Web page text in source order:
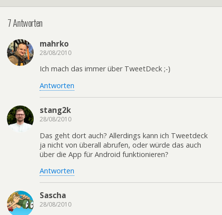
7 Antworten
mahrko
28/08/2010
Ich mach das immer über TweetDeck ;-)
Antworten
stang2k
28/08/2010
Das geht dort auch? Allerdings kann ich Tweetdeck
ja nicht von überall abrufen, oder würde das auch
über die App für Android funktionieren?
Antworten
Sascha
28/08/2010